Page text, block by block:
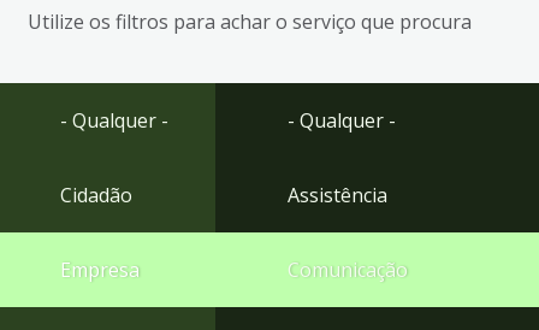
busca
Ir
Utilize os filtros para achar o serviço que procura
- Qualquer -
Cidadão
Empresa
- Qualquer -
Assistência
Comunicação